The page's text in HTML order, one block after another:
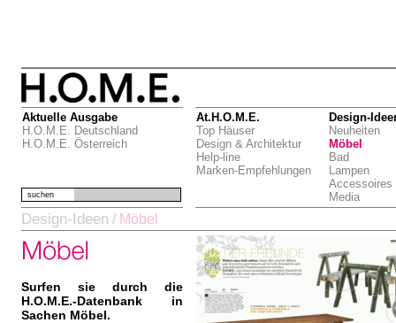
Aktuelle Ausgabe
H.O.M.E. Deutschland
H.O.M.E. Österreich
At.H.O.M.E.
Top Häuser
Design & Architektur
Help-line
Marken-Empfehlungen
Design-
Neuheiten
Möbel
Bad
Lampen
Accessoires
Media
suchen
Design-Ideen / Möbel
Surfen sie durch die
H.O.M.E.-Datenbank in
Sachen Möbel.